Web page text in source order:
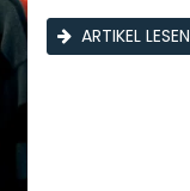
ARTIKEL LESEN